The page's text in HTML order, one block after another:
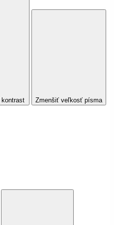
kontrast Zmenšiť veľkosť písma